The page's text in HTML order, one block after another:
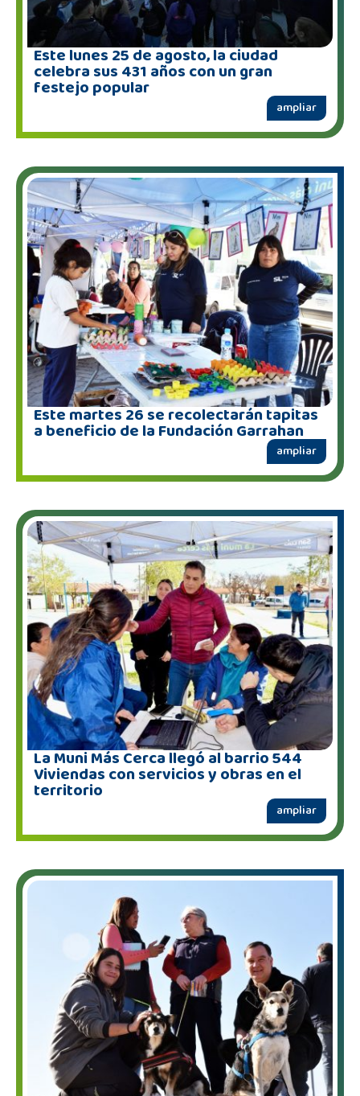
Este lunes 25 de agosto, la ciudad
celebra sus 431 años con un gran
festejo popular
ampliar
Este martes 26 se recolectarán tapitas
a beneficio de la Fundación Garrahan
ampliar
La Muni Más Cerca llegó al barrio 544
Viviendas con servicios y obras en el
territorio
ampliar